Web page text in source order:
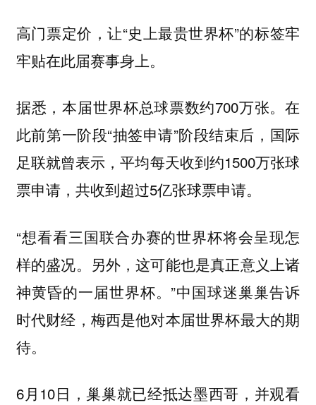
高门票定价，让“史上最贵世界杯”的标签牢
牢贴在此届赛事身上。
据悉，本届世界杯总球票数约700万张。在
此前第一阶段“抽签申请”阶段结束后，国际
足联就曾表示，平均每天收到约1500万张球
票申请，共收到超过5亿张球票申请。
“想看看三国联合办赛的世界杯将会呈现怎
样的盛况。另外，这可能也是真正意义上诸
神黄昏的一届世界杯。”中国球迷巢巢告诉
时代财经，梅西是他对本届世界杯最大的期
待。
6月10日，巢巢就已经抵达墨西哥，并观看